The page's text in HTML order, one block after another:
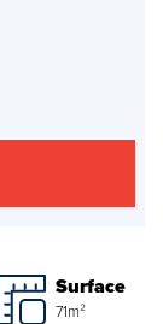
Surface
71m²